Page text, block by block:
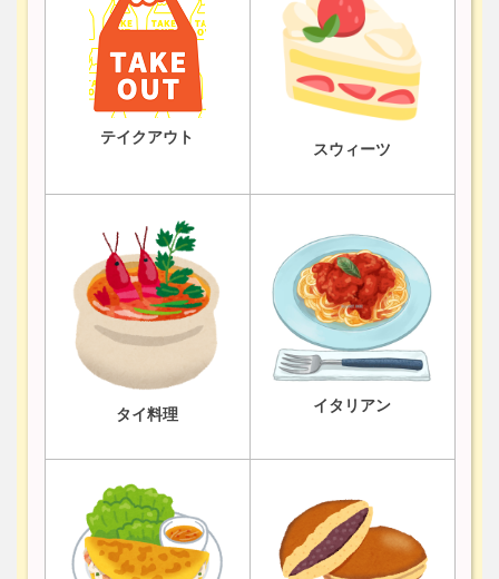
テイクアウト
スウィーツ
タイ料理
イタリアン